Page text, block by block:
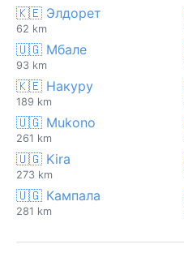
🇰🇪 Элдорет
62 km
🇺🇬 Мбале
93 km
🇰🇪 Накуру
189 km
🇺🇬 Mukono
261 km
🇺🇬 Kira
273 km
🇺🇬 Кампала
281 km